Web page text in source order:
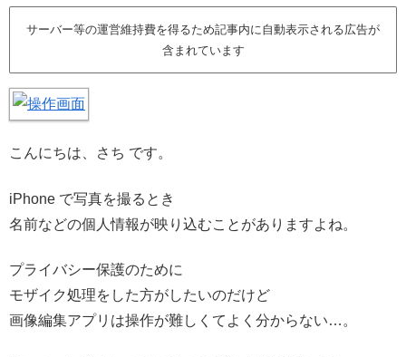
サーバー等の運営維持費を得るため記事内に自動表示される広告が
含まれています
こんにちは、さち です。
iPhone で写真を撮るとき
名前などの個人情報が映り込むことがありますよね。
プライバシー保護のために
モザイク処理をした方がしたいのだけど
画像編集アプリは操作が難しくてよく分からない…。